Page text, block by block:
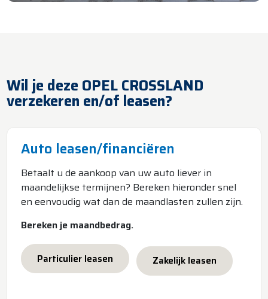
Wil je deze OPEL CROSSLAND
verzekeren en/of leasen?
Auto leasen/financiëren
Betaalt u de aankoop van uw auto liever in
maandelijkse termijnen? Bereken hieronder snel
en eenvoudig wat dan de maandlasten zullen zijn.
Bereken je maandbedrag.
Particulier leasen Zakelijk leasen